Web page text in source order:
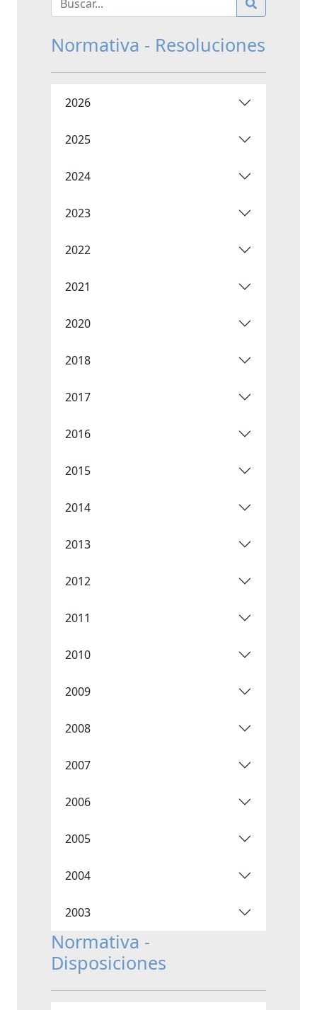
Normativa - Resoluciones
2026
2025
2024
2023
2022
2021
2020
2018
2017
2016
2015
2014
2013
2012
2011
2010
2009
2008
2007
2006
2005
2004
2003
Normativa -
Disposiciones